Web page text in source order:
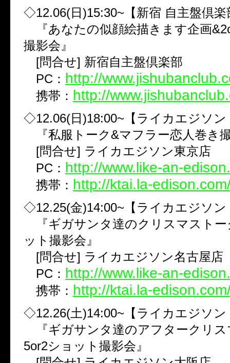
◇12.06(日)15:30~【新宿 自主盤倶楽
『あなたの似顔絵描きます企画
撮影会』
[問合せ] 新宿自主盤倶楽部
PC： http://
携帯： http://
◇12.06(日)18:00~【ライカエジソン
『私服トーク&マフラー恋人巻き
[問合せ] ライカエジソン東京店
PC： http://www.like-an-
携帯： http://ktai.la-
◇12.25(金)14:00~【ライカエジソン
『ギガサンタ達のクリスマストー
ット撮影会』
[問合せ] ライカエジソン名古屋店
PC： http://www.like-an-
携帯： http://ktai.la-
◇12.26(土)14:00~【ライカエジソン
『ギガサンタ達のアフタークリス
5or2ショット撮影会』